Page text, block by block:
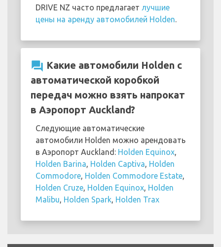
DRIVE NZ часто предлагает лучшие
цены на аренду автомобилей Holden.
question_answer Какие автомобили Holden с
автоматической коробкой
передач можно взять напрокат
в Аэропорт Auckland?
Следующие автоматические
автомобили Holden можно арендовать
в Аэропорт Auckland: Holden Equinox,
Holden Barina, Holden Captiva, Holden
Commodore, Holden Commodore Estate,
Holden Cruze, Holden Equinox, Holden
Malibu, Holden Spark, Holden Trax